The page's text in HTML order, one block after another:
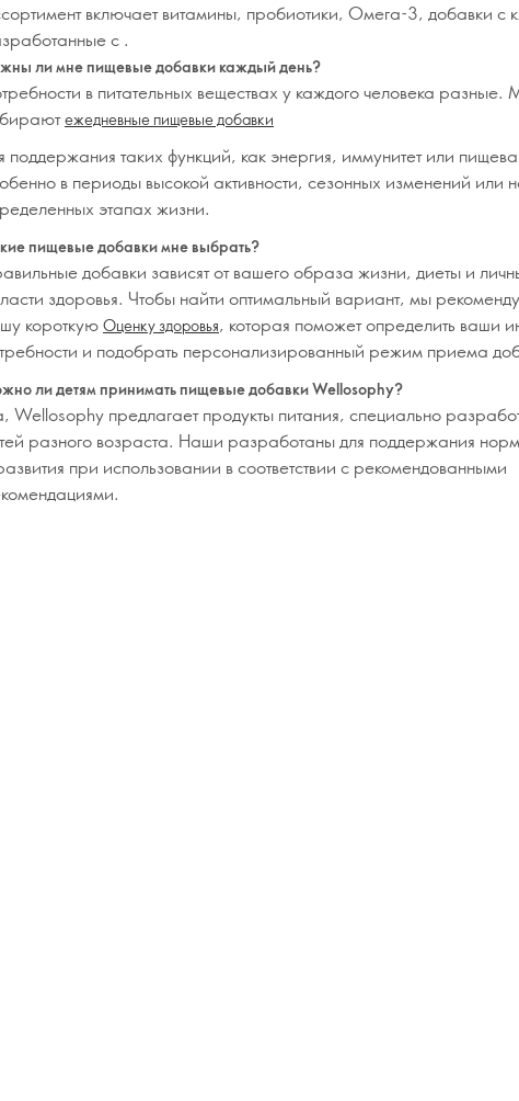
включает витамины, пробиотики, Омега-3, добавки с
с .
ли мне пищевые добавки каждый день?
в питательных веществах у каждого человека разные.
ежедневные пищевые добавки
поддержания таких функций, как энергия, иммунитет или
в периоды высокой активности, сезонных изменений или
этапах жизни.
пищевые добавки мне выбрать?
добавки зависят от вашего образа жизни, диеты и
здоровья. Чтобы найти оптимальный вариант, мы
короткую Оценку здоровья, которая поможет определить ваши
и подобрать персонализированный режим приема
ли детям принимать пищевые добавки Wellosophy?
Wellosophy предлагает продукты питания, специально
разного возраста. Наши разработаны для поддержания
при использовании в соответствии с рекомендованными